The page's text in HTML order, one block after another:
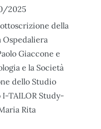
2025
della
Ospedaliera
Giaccone e
e la Società
dello Studio
TAILOR Study-
Rita